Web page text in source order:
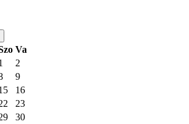
Va
2
9
16
23
30